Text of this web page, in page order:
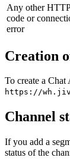
Any other HTTP
code or
error
Creation
To create a
https://
Channel
If you add a
status of the